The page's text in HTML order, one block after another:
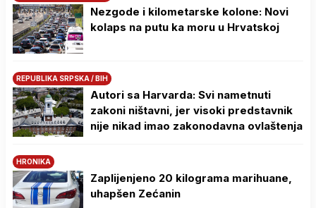
Nezgode i kilometarske kolone: Novi
kolaps na putu ka moru u Hrvatskoj
REPUBLIKA SRPSKA / BIH
Autori sa Harvarda: Svi nametnuti
zakoni ništavni, jer visoki predstavnik
nije nikad imao zakonodavna ovlaštenja
HRONIKA
Zaplijenjeno 20 kilograma marihuane,
uhapšen Zećanin